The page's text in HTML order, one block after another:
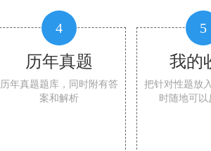
4
历年真题
历年真题题库，同时附有答
案和解析
5
我的
把针对性题放
时随地可以